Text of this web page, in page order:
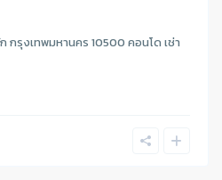
กรุงเทพมหานคร 10500 คอนโด เช่า